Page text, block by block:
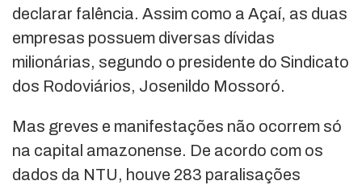
declarar falência. Assim como a Açaí, as duas
empresas possuem diversas dívidas
milionárias, segundo o presidente do Sindicato
dos Rodoviários, Josenildo Mossoró.
Mas greves e manifestações não ocorrem só
na capital amazonense. De acordo com os
dados da NTU, houve 283 paralisações